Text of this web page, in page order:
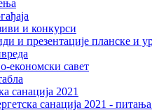
и конкурси
и презентације планске и
економски сaвет
санација 2021
санација 2021 -